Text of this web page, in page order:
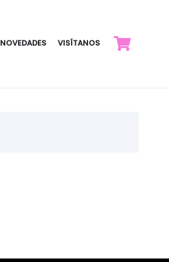
NOVEDADES VISÍTANOS